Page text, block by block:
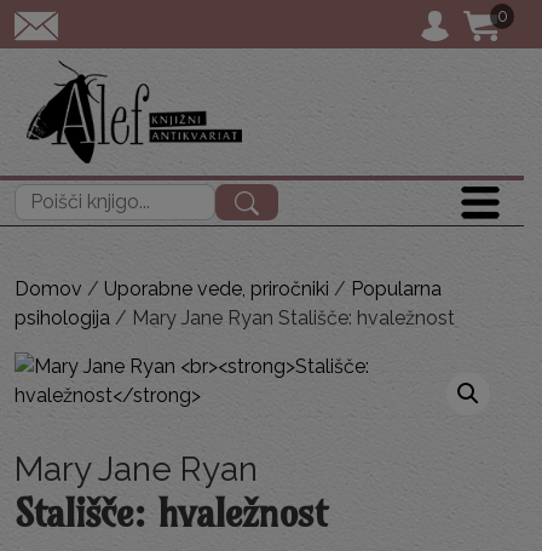
POŠTNINA: 0
Išči:
Domov / Uporabne vede, priročniki / Popularna
psihologija / Mary Jane Ryan Stališče: hvaležnost
Mary Jane Ryan
Stališče: hvaležnost